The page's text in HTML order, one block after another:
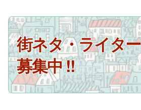
街ネタ・ライター
募集中 !!